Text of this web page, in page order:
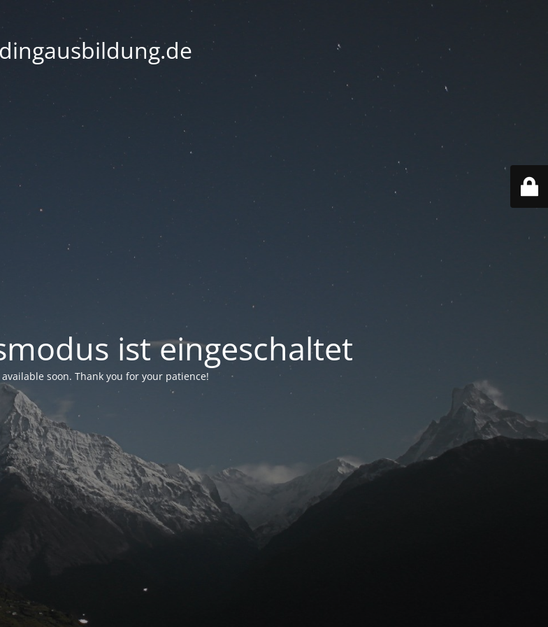
ist eingeschaltet
soon. Thank you for your patience!